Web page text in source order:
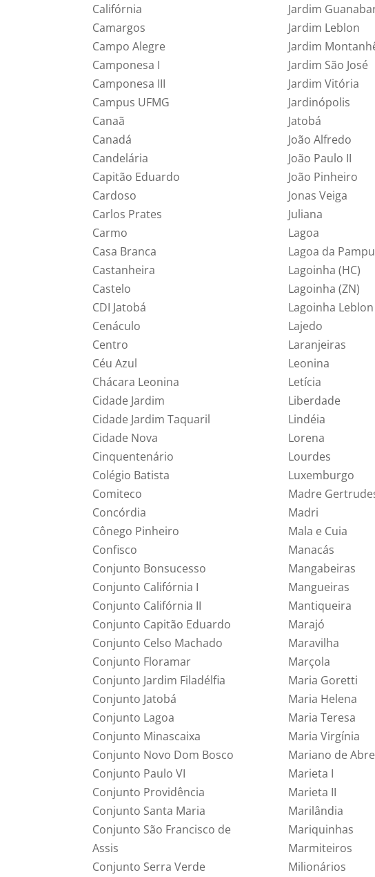
Califórnia
Camargos
Campo Alegre
Camponesa I
Camponesa III
Campus UFMG
Canaã
Canadá
Candelária
Capitão Eduardo
Cardoso
Carlos Prates
Carmo
Casa Branca
Castanheira
Castelo
CDI Jatobá
Cenáculo
Centro
Céu Azul
Chácara Leonina
Cidade Jardim
Cidade Jardim Taquaril
Cidade Nova
Cinquentenário
Colégio Batista
Comiteco
Concórdia
Cônego Pinheiro
Confisco
Conjunto Bonsucesso
Conjunto Califórnia I
Conjunto Califórnia II
Conjunto Capitão Eduardo
Conjunto Celso Machado
Conjunto Floramar
Conjunto Jardim Filadélfia
Conjunto Jatobá
Conjunto Lagoa
Conjunto Minascaixa
Conjunto Novo Dom Bosco
Conjunto Paulo VI
Conjunto Providência
Conjunto Santa Maria
Conjunto São Francisco de
Assis
Conjunto Serra Verde
Jardim
Jardim Leblon
Jardim
Jardim São José
Jardim Vitória
Jardinópolis
Jatobá
João Alfredo
João Paulo II
João Pinheiro
Jonas Veiga
Juliana
Lagoa
Lagoa da
Lagoinha (HC)
Lagoinha (ZN)
Lagoinha Leblon
Lajedo
Laranjeiras
Leonina
Letícia
Liberdade
Lindéia
Lorena
Lourdes
Luxemburgo
Madre
Madri
Mala e Cuia
Manacás
Mangabeiras
Mangueiras
Mantiqueira
Marajó
Maravilha
Marçola
Maria Goretti
Maria Helena
Maria Teresa
Maria Virgínia
Mariano de
Marieta I
Marieta II
Marilândia
Mariquinhas
Marmiteiros
Milionários